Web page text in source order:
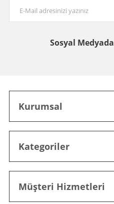
Sosyal Medyada
Kurumsal
Kategoriler
Müşteri Hizmetleri